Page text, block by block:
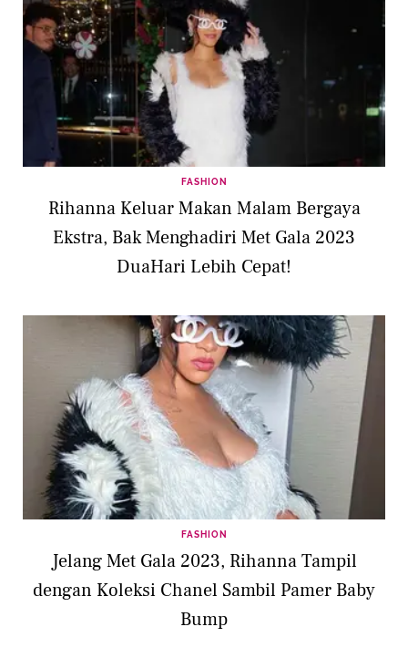
FASHION
Rihanna Keluar Makan Malam Bergaya
Ekstra, Bak Menghadiri Met Gala 2023
DuaHari Lebih Cepat!
FASHION
Jelang Met Gala 2023, Rihanna Tampil
dengan Koleksi Chanel Sambil Pamer Baby
Bump